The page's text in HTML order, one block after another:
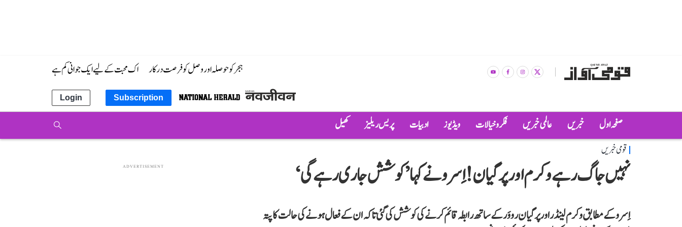
ہجر کو حوصلہ اور وصل کو فرصت درکار اک محبت کے لیے ایک جوانی کم ہے
Subscription
Login
صفحہ اول خبریں عالمی خبریں فکر و خیالات ویڈیوز ادبیات پریس ریلیز کھیل
قومی خبریں
نہیں جاگ رہے وکرم اور پرگیان! اِسرو نے کہا ’کوشش جاری رہے گی‘
اِسرو کے مطابق وکرم لینڈر اور پرگیان رووَر کے ساتھ رابطہ قائم کرنے کی کوشش کی گئی تاکہ ان کے فعال ہونے کی حالت کا پتہ
ADVERTISEMENT